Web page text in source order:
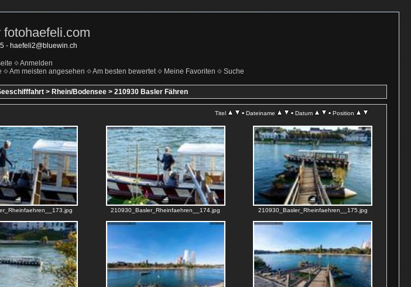
fotohaefeli.com
- haefeli2@bluewin.ch
Anmelden
Am meisten angesehen Am besten bewertet Meine Favoriten Suche
> Rhein/Bodensee > 210930 Basler Fähren
Titel • Dateiname • Datum • Position
210930_Basler_Rheinfaehren__174.jpg 210930_Basler_Rheinfaehren__175.jpg